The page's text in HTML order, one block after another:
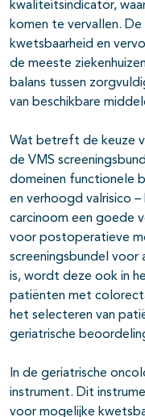
kwaliteitsindicator,
komen te vervallen.
kwetsbaarheid en
de meeste
balans tussen
van beschikbare
Wat betreft de keuze
de VMS
domeinen functionele
en verhoogd valrisico
carcinoom een goede
voor postoperatieve
screeningsbundel
is, wordt deze ook in
patiënten met
het selecteren van
geriatrische
In de geriatrische
instrument. Dit
voor mogelijke